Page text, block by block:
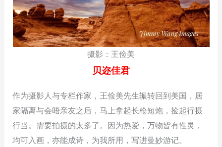
摄影：王俭美
贝迩佳君
作为摄影人与专栏作家，王俭美先生辗转回到美国，居
家隔离与会晤亲友之后，马上拿起长枪短炮，捡起行摄
行当。需要拍摄的太多了。因为热爱，万物皆有性灵，
均可入画，亦能成诗，为我所用，写进曼妙游记。